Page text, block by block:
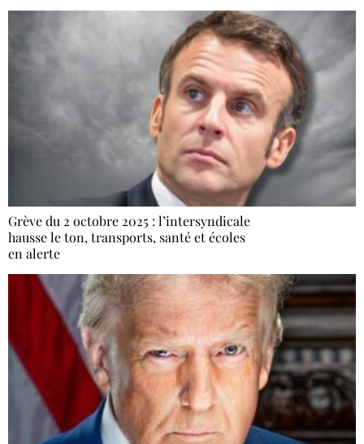
Grève du 2 octobre 2025 : l’intersyndicale
hausse le ton, transports, santé et écoles
en alerte